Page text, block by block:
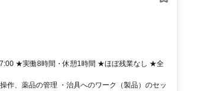
★実働8時間・休憩1時間 ★ほぼ残業なし ★全
作、薬品の管理 ・治具へのワーク（製品）のセッ